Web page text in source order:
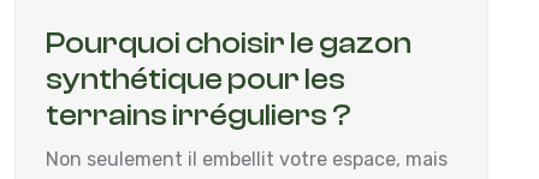
Pourquoi choisir le gazon
synthétique pour les
terrains irréguliers ?
Non seulement il embellit votre espace, mais